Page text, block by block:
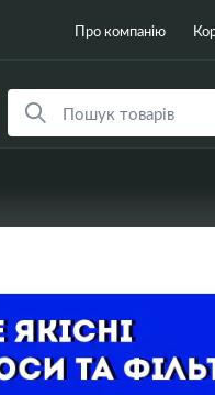
Про компанію